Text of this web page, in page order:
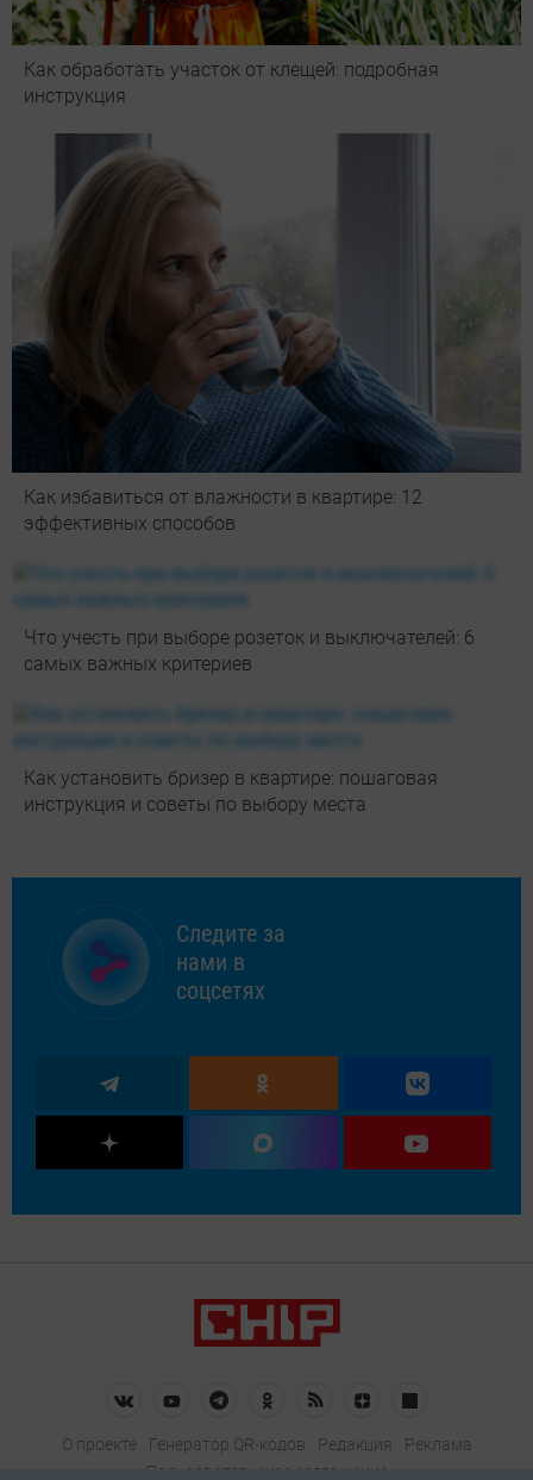
Как обработать участок от клещей: подробная
инструкция
Как избавиться от влажности в квартире: 12
эффективных способов
Что учесть при выборе розеток и выключателей: 6
самых важных критериев
Как установить бризер в квартире: пошаговая
инструкция и советы по выбору места
Следите за
нами в
соцсетях
О проекте Генератор QR-кодов Редакция
Реклама
Пользовательское соглашение